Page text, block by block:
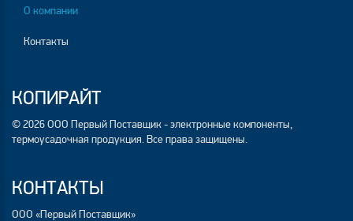
О компании
Контакты
КОПИРАЙТ
© 2026 ООО Первый Поставщик - электронные компоненты,
термоусадочная продукция. Все права защищены.
КОНТАКТЫ
ООО «Первый Поставщик»